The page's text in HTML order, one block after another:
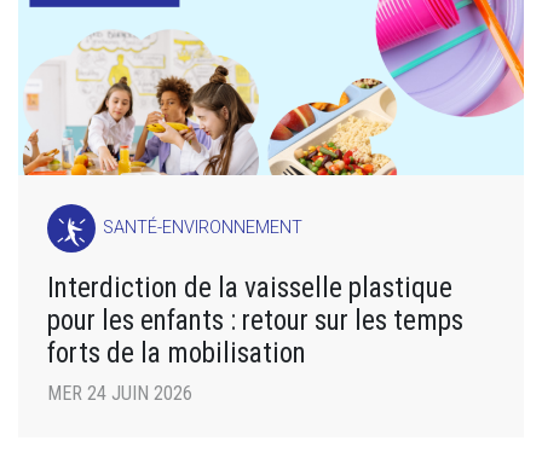
SANTÉ-ENVIRONNEMENT
Interdiction de la vaisselle plastique
pour les enfants : retour sur les temps
forts de la mobilisation
MER 24 JUIN 2026